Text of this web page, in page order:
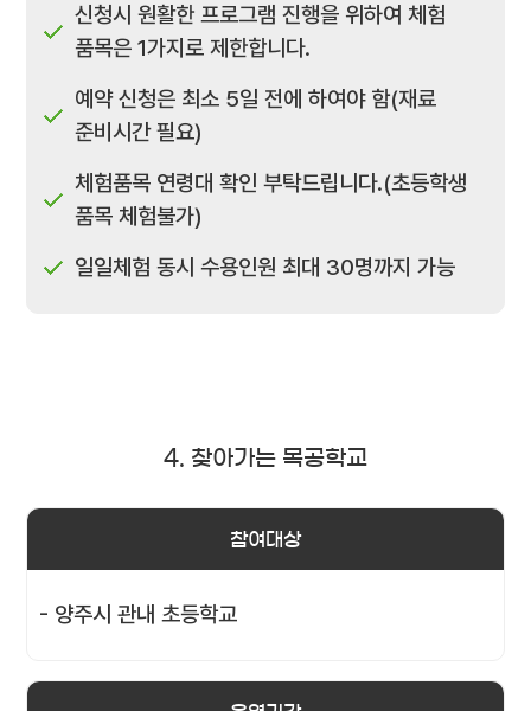
신청시 원활한 프로그램 진행을 위하여 체험
품목은 1가지로 제한합니다.
예약 신청은 최소 5일 전에 하여야 함(재료
준비시간 필요)
체험품목 연령대 확인 부탁드립니다.(초등학생
품목 체험불가)
일일체험 동시 수용인원 최대 30명까지 가능
4. 찾아가는 목공학교
참여대상
- 양주시 관내 초등학교